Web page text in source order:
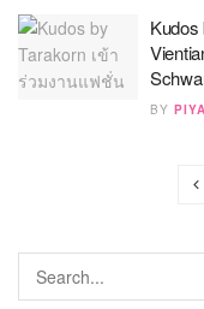
BY